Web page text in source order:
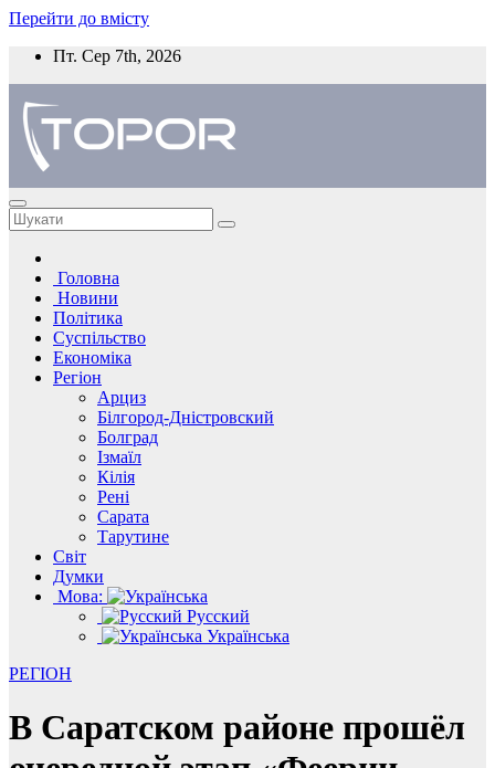
Перейти до вмісту
Пт. Сер 7th, 2026
Головна
Новини
Політика
Суспільство
Економіка
Регіон
Арциз
Білгород-Дністровский
Болград
Ізмаїл
Кілія
Рені
Сарата
Тарутине
Світ
Думки
Мова:
Русский
Українська
РЕГІОН
В Саратском районе прошёл